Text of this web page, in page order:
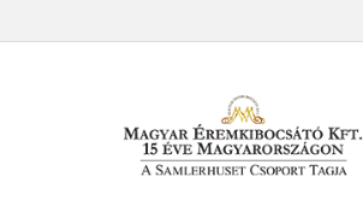
Magyar
emlékérmek